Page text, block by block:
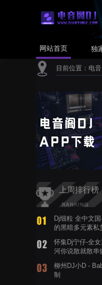
网站首页 独
目前位置： 电
上周排行榜
Dj细粒 全中文
的黑暗多元素私
怀集Dj宁仔-全
河你说散就散串
柳州DJ小D -
制